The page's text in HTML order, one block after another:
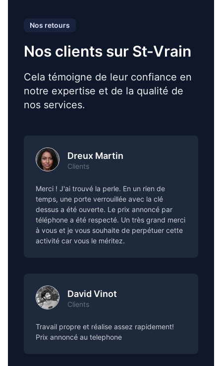
Nos retours
Nos clients sur St-Vrain
Cela témoigne de leur confiance en
notre expertise et de la qualité de
nos services.
Dreux Martin
Clients
Merci ! J'ai trouvé la perle. En un rien de
temps, une porte verrouillée avec la clé
dessus a été ouverte. Le prix annoncé par
téléphone a été respecté. Un très grand merci
à vous et je vous souhaite de perpétuer cette
activité car vous le méritez.
David Vinot
Clients
Travail propre et réalise assez rapidement!
Prix annoncé au telephone